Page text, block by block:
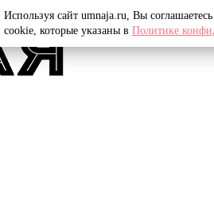
Используя сайт umnaja.ru, Вы
cookie, которые указаны в Политике